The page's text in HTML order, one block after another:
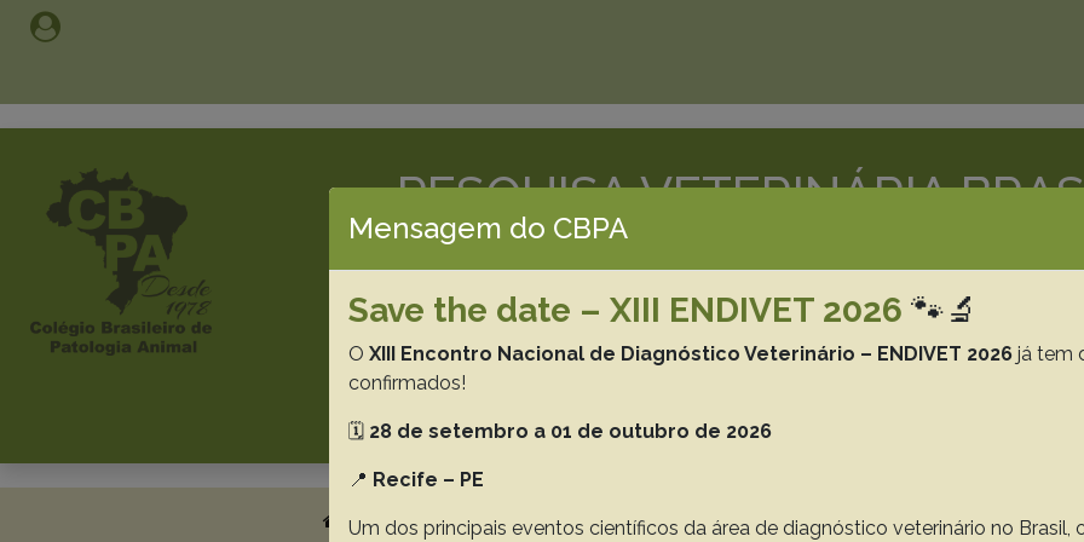
PESQUISA VETERINÁRIA
Brazilian Journal of Veterinary
Printed Version ISSN 0100-736X
About Submission Guidelines CBPA Laboratory Support Donations
Mensagem do CBPA
Save the date – XIII ENDIVET 2026 🐾🔬
O XIII Encontro Nacional de Diagnóstico Veterinário – ENDIVET 2026 já tem
confirmados!
🗓️ 28 de setembro a 01 de outubro de 2026
📍 Recife – PE
Um dos principais eventos científicos da área de diagnóstico veterinário no Brasil,